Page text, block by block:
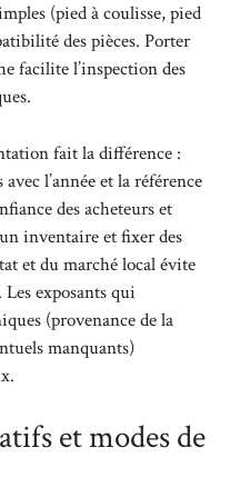
(pied à coulisse, pied
des pièces. Porter
facilite l’inspection des
fait la différence :
l’année et la référence
des acheteurs et
inventaire et fixer des
et du marché local évite
exposants qui
(provenance de la
manquants)
et modes de